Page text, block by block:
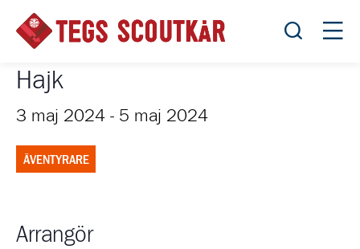
Öppna
Hajk
3 maj 2024 - 5 maj 2024
ÄVENTYRARE
Arrangör